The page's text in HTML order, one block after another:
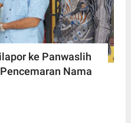
ke Panwaslih
Nama